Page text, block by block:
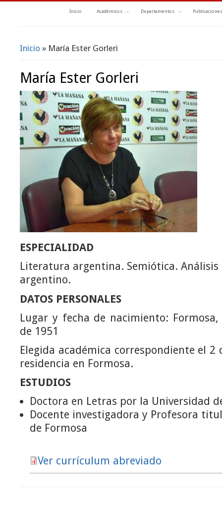
Inicio Académicos Departamentos Publicaciones
Se encuentra usted aquí
Inicio » María Ester Gorleri
María Ester Gorleri
ESPECIALIDAD
Literatura argentina. Semiótica.
argentino.
DATOS PERSONALES
Lugar y fecha de nacimiento:
de 1951
Elegida académica correspondiente el 2
residencia en Formosa.
ESTUDIOS
Doctora en Letras por la Universidad
Docente investigadora y Profesora
de Formosa
Ver currículum abreviado